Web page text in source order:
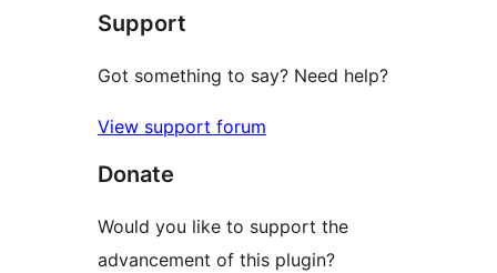
0
စောင်
သုံးသပ်
ချက်
စောင်
Support
Got something to say? Need help?
View support forum
Donate
Would you like to support the
advancement of this plugin?